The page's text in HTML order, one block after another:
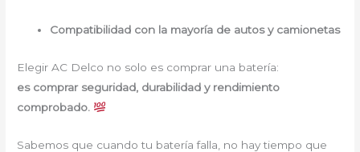
Compatibilidad con la mayoría de autos y camionetas
Elegir AC Delco no solo es comprar una batería:
es comprar seguridad, durabilidad y rendimiento
comprobado.
Sabemos que cuando tu batería falla, no hay tiempo que